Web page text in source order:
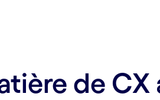
de